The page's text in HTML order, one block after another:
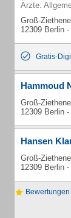
Ärzte:
Groß-
12309 Berlin
Gratis-
Hammoud
Groß-
12309 Berlin
Hansen
Groß-
12309 Berlin